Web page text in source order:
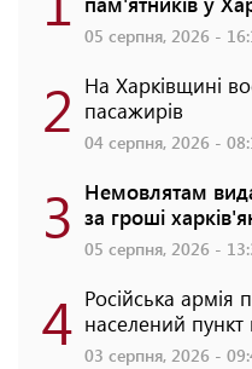
05 серпня, 2026 -
2 На Харківщині
пасажирів
04 серпня, 2026 -
3 Немовлятам
за гроші
05 серпня, 2026 -
4 Російська
населений пункт
03 серпня, 2026 -